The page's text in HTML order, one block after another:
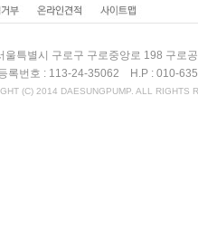
울특별시 구로구 구로중앙로 198 구
록번호 : 113-24-35062 H.P : 010-
(C) 2014 DAESUNGPUMP. ALL RIGHTS